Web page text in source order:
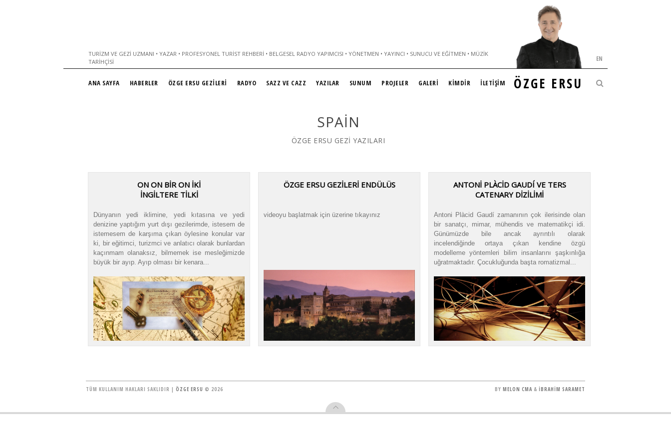
TURIZM VE GEZI UZMANI • YAZAR • PROFESYONEL TURIST REHBERI • BELGESEL RADYO YAPIMCISI • YÖNETMEN • YAYINCI • SUNUCU VE EĞITMEN • MÜZIK
TARIHÇISI
ÖZGE ERSU
EN
ANA SAYFA HABERLER ÖZGE ERSU GEZİLERİ RADYO SAZZ VE CAZZ YAZILAR SUNUM PROJELER GALERİ KİMDİR İLETİŞİM
SPAIN
ÖZGE ERSU GEZİ YAZILARI
ON ON BİR ON İKİ
İNGİLTERE TİLKİ
Dünyanın yedi iklimine, yedi kıtasına ve yedi
denizine yaptığım yurt dışı gezilerimde, istesem de
istemesem de karşıma çıkan öylesine konular var
ki, bir eğitimci, turizmci ve anlatıcı olarak bunlardan
kaçınmam olanaksız, bilmemek ise mesleğimizde
büyük bir ayıp. Ayıp olması bir kenara...
ÖZGE ERSU GEZİLERİ ENDÜLÜS
videoyu başlatmak için üzerine tıkayınız
ANTONİ PLÀCİD GAUDÍ VE TERS
CATENARY DİZİLİMİ
Antoni Plàcid Gaudí zamanının çok ilerisinde olan
bir sanatçı, mimar, mühendis ve matematikçi idi.
Günümüzde bile ancak ayrıntılı olarak
incelendiğinde ortaya çıkan kendine özgü
modelleme yöntemleri bilim insanlarını şaşkınlığa
uğratmaktadır. Çocukluğunda başta romatizmal...
TÜM KULLANIM HAKLARI SAKLIDIR | ÖZGE ERSU © 2026 BY MELON CMA & İBRAHİM SARAMET